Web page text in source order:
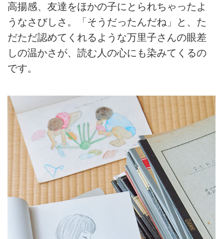
高揚感、友達をほかの子にとられちゃったよ
うなさびしさ。「そうだったんだね」と、た
だただ認めてくれるような万里子さんの眼差
しの温かさが、読む人の心にも染みてくるの
です。